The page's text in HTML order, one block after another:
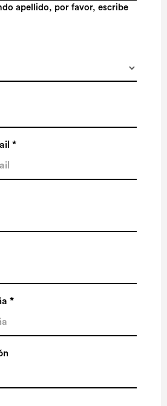
apellido, por favor, escribe
*
*